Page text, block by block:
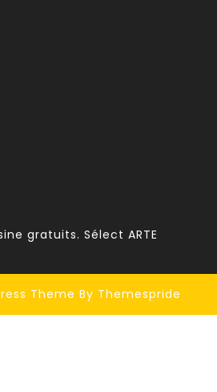
gratuits. Sélect ARTE
Theme By Themespride